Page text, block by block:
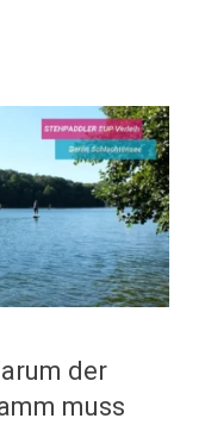
der
muss